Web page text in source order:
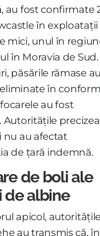
au fost confirmate
în exploatații
mici, unul în
în Moravia de
păsările rămase
în
au fost
Autoritățile
nu au afectat
de țară indemnă.
de boli ale
albine
apicol,
au transmis că, în